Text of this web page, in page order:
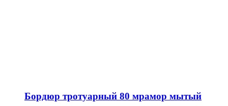
Бордюр тротуарный 80 мрамор мытый